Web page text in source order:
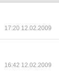
17:20 12.02.2009
16:42 12.02.2009